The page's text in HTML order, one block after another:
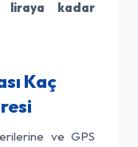
liraya kadar
Kaç
ve GPS